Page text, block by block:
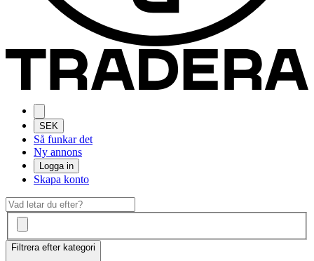
SEK
Så funkar det
Ny annons
Logga in
Skapa konto
Filtrera efter kategori